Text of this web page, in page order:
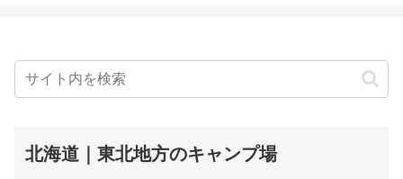
北海道｜東北地方のキャンプ場